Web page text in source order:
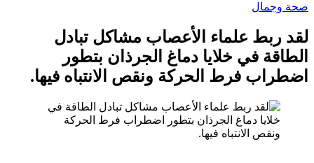
صحة وجمال
لقد ربط علماء الأعصاب مشاكل تبادل
الطاقة في خلايا دماغ الجرذان بتطور
اضطراب فرط الحركة ونقص الانتباه فيها.